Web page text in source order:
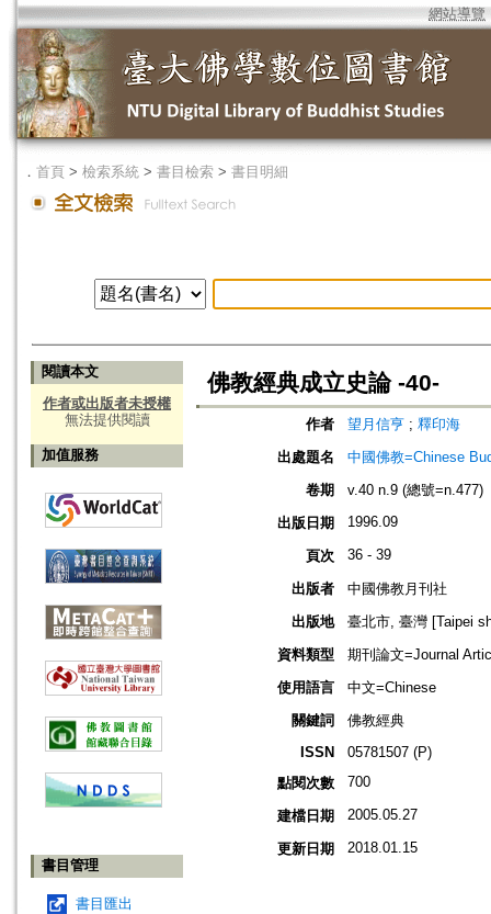
網站導覽
． 首頁 > 檢索系統 > 書目檢索 > 書目明細
閱讀本文
作者或出版者未授權
無法提供閱讀
加值服務
書目管理
書目匯出
佛教經典成立史論 -40-
作者 望月信亨 ; 釋印海
出處題名
中國佛教=Chinese
卷期
v.40 n.9 (總號=n.477)
出版日期
1996.09
頁次 36 - 39
出版者
中國佛教月刊社
出版地
臺北市, 臺灣 [Taipei
資料類型
期刊論文=Journal
使用語言
中文=Chinese
關鍵詞
佛教經典
ISSN
05781507 (P)
點閱次數
700
建檔日期 2005.05.27
更新日期 2018.01.15